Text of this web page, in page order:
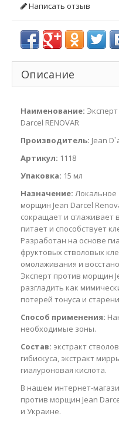
Написать отзыв
Описание
Наименование:
Darcel RENOVAR
Производитель: Jean
Артикул: 1118
Упаковка: 15 мл
Назначение: Локальное
морщин Jean Darcel
сокращает и
питает и способствует
Разработан на основе
фруктовых стволовых
омолаживания и
Эксперт против морщин
разгладить как
потерей тонуса и
Способ применения:
необходимые зоны.
Состав: экстракт
гибискуса, экстракт
гиалуроновая кислота.
В нашем интернет-
против морщин Jean
и Украине.